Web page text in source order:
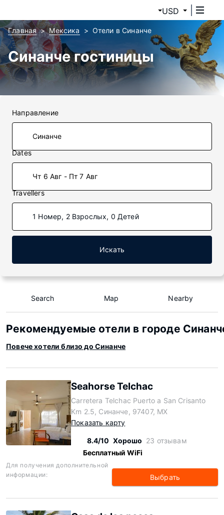
USD
Главная Мексика Отели в Синанче
Синанче гостиницы
Направление
Dates
Чт 6 Авг - Пт 7 Авг
Travellers
1 Номер, 2 Взрослых, 0 Детей
Искать
Search Map Nearby
Рекомендуемые отели в городе
Повече хотели близо до Синанче
Seahorse Telchac
Carretera Telchac Puerto a San Crisanto
Km 2.5, Синанче, 97407, MX
Показать карту
8.4/10 Хорошо 23 отзывам
Бесплатный WiFi
Для получения дополнительной
информации:
Выбрать